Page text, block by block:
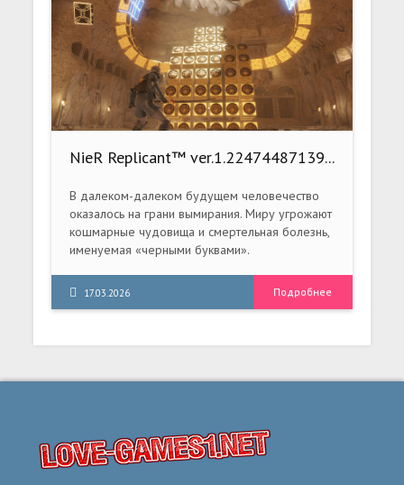
NieR Replicant™ ver.1.22474487139...
[RePack by dixen18]
В далеком-далеком будущем человечество
оказалось на грани вымирания. Миру угрожают
кошмарные чудовища и смертельная болезнь,
именуемая «черными буквами».
17.03.2026 Подробнее